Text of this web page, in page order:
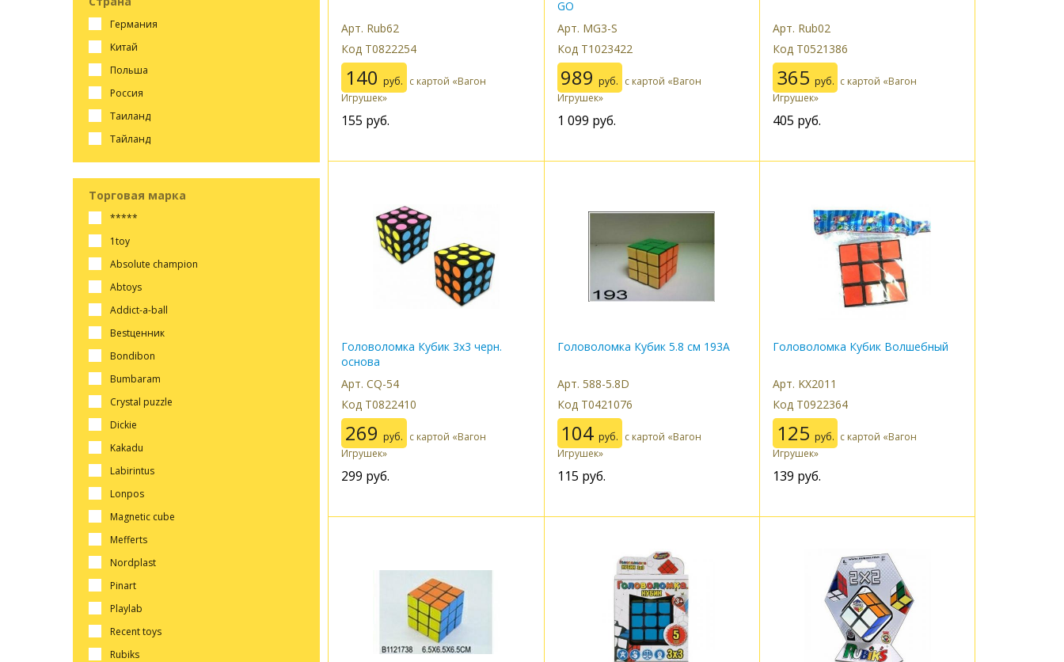
германия
китай
польша
россия
таиланд
тайланд
Торговая марка
*****
1toy
absolute champion
abtoys
addict-a-ball
bestценник
bondibon
bumbaram
crystal puzzle
dickie
kakadu
labirintus
lonpos
magnetic cube
mefferts
nordplast
pinart
playlab
recent toys
rubiks
Арт. Rub62
Код Т0822254
140 руб. с картой «Вагон
Игрушек»
155 руб.
GO
Арт. MG3-S
Код Т1023422
989 руб. с картой «Вагон
Игрушек»
1 099 руб.
Арт. Rub02
Код Т0521386
365 руб. с картой «Вагон
Игрушек»
405 руб.
Головоломка Кубик 3х3 черн.
основа
Арт. CQ-54
Код Т0822410
269 руб. с картой «Вагон
Игрушек»
299 руб.
Головоломка Кубик 5.8 см 193A
Арт. 588-5.8D
Код Т0421076
104 руб. с картой «Вагон
Игрушек»
115 руб.
Головоломка Кубик Волшебный
Арт. KX2011
Код Т0922364
125 руб. с картой «Вагон
Игрушек»
139 руб.